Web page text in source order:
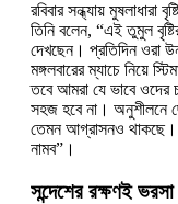
রবিবার সন্ধ্যায় মুষলাধারা
তিনি বলেন, “এই তুমুল
দেখছেন। প্রতিদিন ওরা
মঙ্গলবারের ম্যাচে নিয়ে
তবে আমরা যে ভাবে
সহজ হবে না। অনুশীলনে
তেমন আগ্রাসনও থাকছে।
নামব”।
সন্দেশের রক্ষণই ভরসা